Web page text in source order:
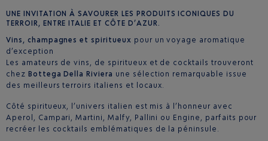
UNE INVITATION À SAVOURER LES PRODUITS ICONIQUES DU
TERROIR, ENTRE ITALIE ET CÔTE D’AZUR.
Vins, champagnes et spiritueux pour un voyage aromatique
d’exception
Les amateurs de vins, de spiritueux et de cocktails trouveront
chez Bottega Della Riviera une sélection remarquable issue
des meilleurs terroirs italiens et locaux.
Côté spiritueux, l’univers italien est mis à l’honneur avec
Aperol, Campari, Martini, Malfy, Pallini ou Engine, parfaits pour
recréer les cocktails emblématiques de la péninsule.